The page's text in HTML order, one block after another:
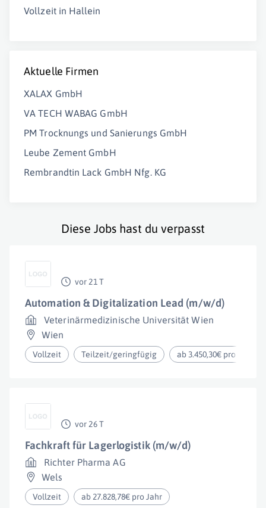
Vollzeit in Hallein
Aktuelle Firmen
XALAX GmbH
VA TECH WABAG GmbH
PM Trocknungs und Sanierungs GmbH
Leube Zement GmbH
Rembrandtin Lack GmbH Nfg. KG
Diese Jobs hast du verpasst
vor 21 T
Automation & Digitalization Lead (m/w/d)
Veterinärmedizinische Universität Wien
Wien
Vollzeit Teilzeit/geringfügig ab 3.450,30€ pro Monat
vor 26 T
Fachkraft für Lagerlogistik (m/w/d)
Richter Pharma AG
Wels
Vollzeit ab 27.828,78€ pro Jahr